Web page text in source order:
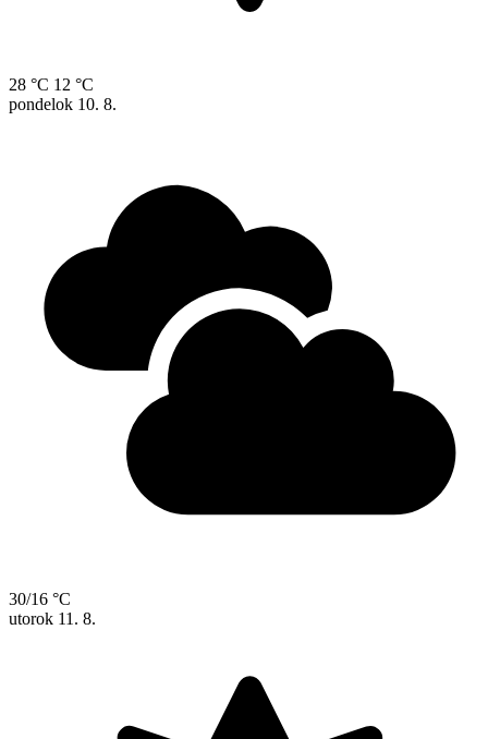
28 °C 12 °C
pondelok 10. 8.
30/16 °C
utorok 11. 8.